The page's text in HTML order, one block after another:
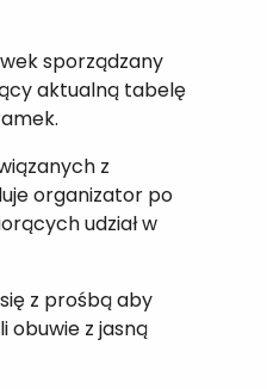
sporządzany
aktualną tabelę
z
organizator po
udział w
z prośbą aby
obuwie z jasną